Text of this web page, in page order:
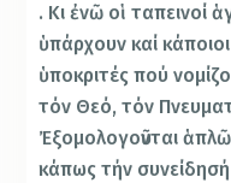
. Κι ἐνῶ οἱ ταπεινοί
ὑπάρχουν καί
ὑποκριτές πού
τόν Θεό, τόν
Ἐξομολογοῦνται
κάπως τήν